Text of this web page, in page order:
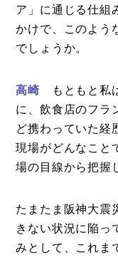
ア」に通じる仕組
かけで、このよう
でしょうか。
高崎 もともと私
に、飲食店のフラ
ど携わっていた経
現場がどんなこと
場の目線から把握
たまたま阪神大震
きない状況に陥っ
みとして、これま